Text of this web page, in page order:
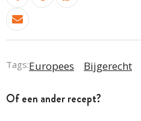
Tags:Europees Bijgerecht
Of een ander recept?